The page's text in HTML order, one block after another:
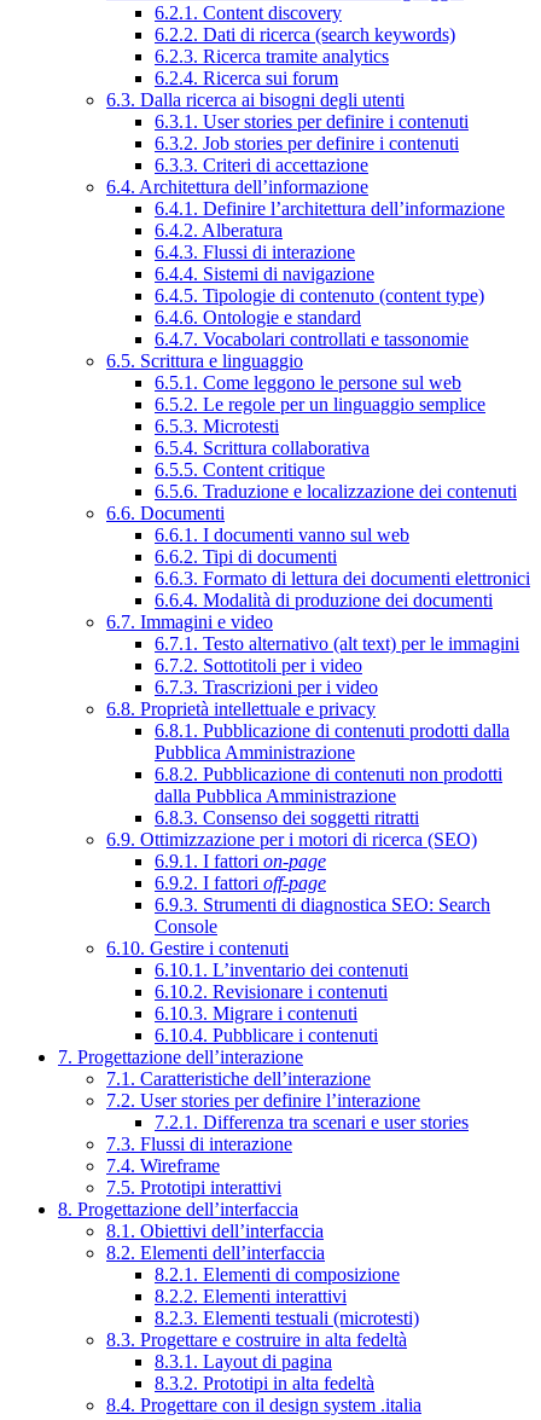
6.2.1. Content discovery
6.2.2. Dati di ricerca (search keywords)
6.2.3. Ricerca tramite analytics
6.2.4. Ricerca sui forum
6.3. Dalla ricerca ai bisogni degli utenti
6.3.1. User stories per definire i contenuti
6.3.2. Job stories per definire i contenuti
6.3.3. Criteri di accettazione
6.4. Architettura dell’informazione
6.4.1. Definire l’architettura dell’informazione
6.4.2. Alberatura
6.4.3. Flussi di interazione
6.4.4. Sistemi di navigazione
6.4.5. Tipologie di contenuto (content type)
6.4.6. Ontologie e standard
6.4.7. Vocabolari controllati e tassonomie
6.5. Scrittura e linguaggio
6.5.1. Come leggono le persone sul web
6.5.2. Le regole per un linguaggio semplice
6.5.3. Microtesti
6.5.4. Scrittura collaborativa
6.5.5. Content critique
6.5.6. Traduzione e localizzazione dei contenuti
6.6. Documenti
6.6.1. I documenti vanno sul web
6.6.2. Tipi di documenti
6.6.3. Formato di lettura dei documenti elettronici
6.6.4. Modalità di produzione dei documenti
6.7. Immagini e video
6.7.1. Testo alternativo (alt text) per le immagini
6.7.2. Sottotitoli per i video
6.7.3. Trascrizioni per i video
6.8. Proprietà intellettuale e privacy
6.8.1. Pubblicazione di contenuti prodotti dalla
Pubblica Amministrazione
6.8.2. Pubblicazione di contenuti non prodotti
dalla Pubblica Amministrazione
6.8.3. Consenso dei soggetti ritratti
6.9. Ottimizzazione per i motori di ricerca (SEO)
6.9.1. I fattori on-page
6.9.2. I fattori off-page
6.9.3. Strumenti di diagnostica SEO: Search
Console
6.10. Gestire i contenuti
6.10.1. L’inventario dei contenuti
6.10.2. Revisionare i contenuti
6.10.3. Migrare i contenuti
6.10.4. Pubblicare i contenuti
7. Progettazione dell’interazione
7.1. Caratteristiche dell’interazione
7.2. User stories per definire l’interazione
7.2.1. Differenza tra scenari e user stories
7.3. Flussi di interazione
7.4. Wireframe
7.5. Prototipi interattivi
8. Progettazione dell’interfaccia
8.1. Obiettivi dell’interfaccia
8.2. Elementi dell’interfaccia
8.2.1. Elementi di composizione
8.2.2. Elementi interattivi
8.2.3. Elementi testuali (microtesti)
8.3. Progettare e costruire in alta fedeltà
8.3.1. Layout di pagina
8.3.2. Prototipi in alta fedeltà
8.4. Progettare con il design system .italia